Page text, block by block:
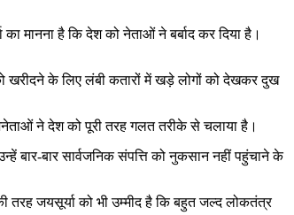
मानना है कि देश को नेताओं ने बर्बाद कर दिया है।
खरीदने के लिए लंबी कतारों में खड़े लोगों को देखकर दुख
ने देश को पूरी तरह गलत तरीके से चलाया है।
बार-बार सार्वजनिक संपत्ति को नुकसान नहीं पहुंचाने के
जयसूर्या को भी उम्मीद है कि बहुत जल्द लोकतंत्र